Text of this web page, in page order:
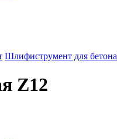
Шлифиструмент для бетона
Z12